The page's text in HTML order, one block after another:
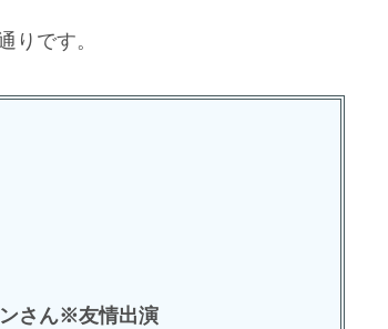
りです。
さん※友情出演